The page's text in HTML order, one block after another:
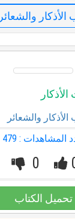
الأذكار والشعائر
والشعائر
المشاهدات : 479
0
تحميل الكتاب